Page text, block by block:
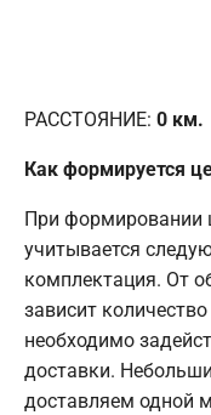
РАССТОЯНИЕ: 0 км.
Как формируется
При формировании
учитывается
комплектация. От
зависит
необходимо
доставки.
доставляем одной